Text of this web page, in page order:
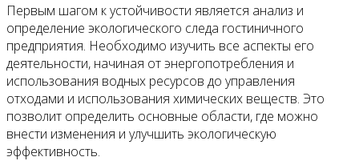
Первым шагом к устойчивости является анализ и
определение экологического следа гостиничного
предприятия. Необходимо изучить все аспекты его
деятельности, начиная от энергопотребления и
использования водных ресурсов до управления
отходами и использования химических веществ. Это
позволит определить основные области, где можно
внести изменения и улучшить экологическую
эффективность.